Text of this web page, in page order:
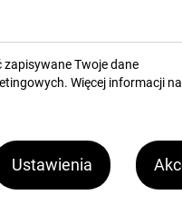
siłę
od materiału, czas
liczenia lub
folii.
Twoje dane
Więcej informacji na
Ustawienia